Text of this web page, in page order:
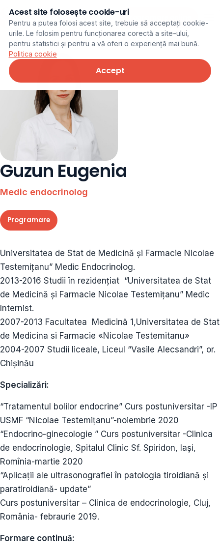
Programare online
Guzun Eugenia
Medic endocrinolog
Programare
Universitatea de Stat de Medicină și Farmacie Nicolae
Testemițanu” Medic Endocrinolog.
2013-2016 Studii în rezidențiat “Universitatea de Stat
de Medicină și Farmacie Nicolae Testemițanu” Medic
Internist.
2007-2013 Facultatea Medicină 1,Universitatea de Stat
de Medicina si Farmacie «Nicolae Testemitanu»
2004-2007 Studii liceale, Liceul “Vasile Alecsandri”, or.
Chișinău
Specializări:
“Tratamentul bolilor endocrine” Curs postuniversitar -IP
USMF “Nicolae Testemițanu”-noiembrie 2020
“Endocrino-ginecologie ” Curs postuniversitar -Clinica
de endocrinologie, Spitalul Clinic Sf. Spiridon, Iași,
Romînia-martie 2020
“Aplicații ale ultrasonografiei în patologia tiroidiană și
paratiroidiană- update”
Curs postuniversitar – Clinica de endocrinologie, Cluj,
România- febraurie 2019.
Formare continuă:
Acest site folosește cookie-uri
Pentru a putea folosi acest site, trebuie să acceptați cookie-
urile. Le folosim pentru funcționarea corectă a site-ului,
pentru statistici și pentru a vă oferi o experiență mai bună.
Politica cookie
Accept